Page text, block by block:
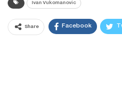
Ivan Vukomanovic
Share Facebook